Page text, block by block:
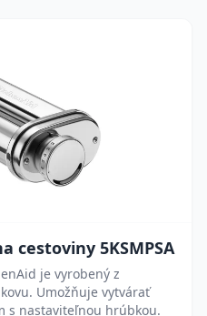
cestoviny 5KSMPSA
je vyrobený z
Umožňuje vytvárať
s nastaviteľnou hrúbkou.